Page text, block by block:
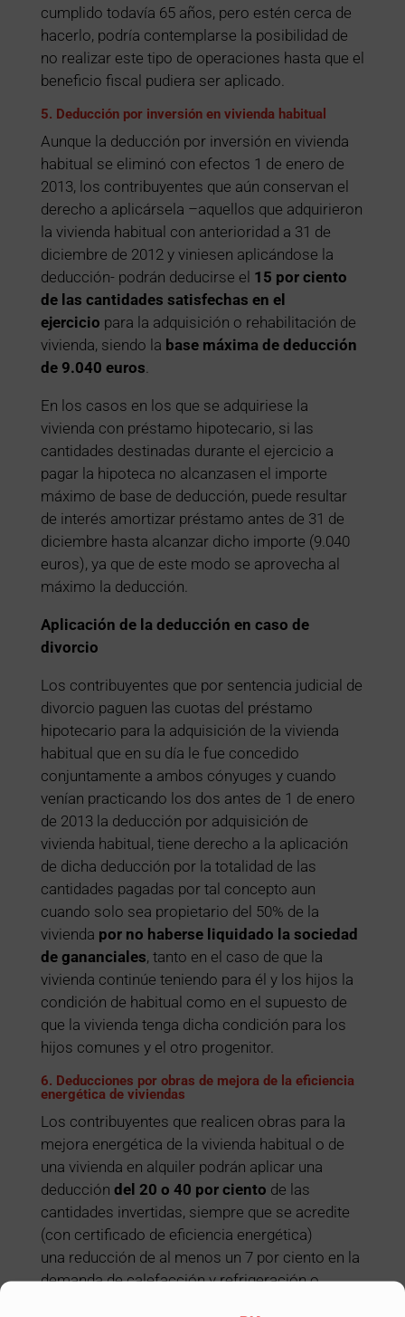
cumplido todavía 65 años, pero estén cerca de
hacerlo, podría contemplarse la posibilidad de
no realizar este tipo de operaciones hasta que el
beneficio fiscal pudiera ser aplicado.
5. Deducción por inversión en vivienda habitual
Aunque la deducción por inversión en vivienda
habitual se eliminó con efectos 1 de enero de
2013, los contribuyentes que aún conservan el
derecho a aplicársela –aquellos que adquirieron
la vivienda habitual con anterioridad a 31 de
diciembre de 2012 y viniesen aplicándose la
deducción- podrán deducirse el 15 por ciento
de las cantidades satisfechas en el
ejercicio para la adquisición o rehabilitación de
vivienda, siendo la base máxima de deducción
de 9.040 euros
En los casos en los que se adquiriese la
vivienda con préstamo hipotecario, si las
cantidades destinadas durante el ejercicio a
pagar la hipoteca no alcanzasen el importe
máximo de base de deducción, puede resultar
de interés amortizar préstamo antes de 31 de
diciembre hasta alcanzar dicho importe (9.040
euros), ya que de este modo se aprovecha al
máximo la deducción.
Aplicación de la deducción en caso de
divorcio
Los contribuyentes que por sentencia judicial de
divorcio paguen las cuotas del préstamo
hipotecario para la adquisición de la vivienda
habitual que en su día le fue concedido
conjuntamente a ambos cónyuges y cuando
venían practicando los dos antes de 1 de enero
de 2013 la deducción por adquisición de
vivienda habitual, tiene derecho a la aplicación
de dicha deducción por la totalidad de las
cantidades pagadas por tal concepto aun
cuando solo sea propietario del 50% de la
vivienda por no haberse liquidado la sociedad
de gananciales, tanto en el caso de que la
vivienda continúe teniendo para él y los hijos la
condición de habitual como en el supuesto de
que la vivienda tenga dicha condición para los
hijos comunes y el otro progenitor.
6. Deducciones por obras de mejora de la eficiencia
energética de viviendas
Los contribuyentes que realicen obras para la
mejora energética de la vivienda habitual o de
una vivienda en alquiler podrán aplicar una
deducción del 20 o 40 por ciento de las
cantidades invertidas, siempre que se acredite
(con certificado de eficiencia energética)
una reducción de al menos un 7 por ciento en la
demanda de calefacción y refrigeración o